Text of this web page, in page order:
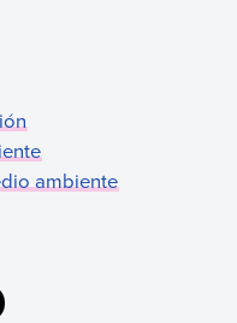
ambiente